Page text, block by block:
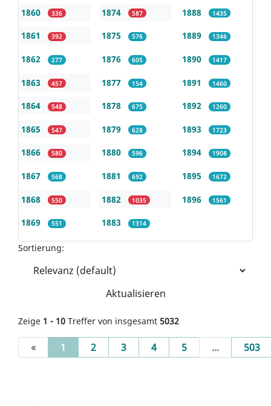
1860 336
1861 392
1862 277
1863 457
1864 548
1865 547
1866 580
1867 568
1868 550
1869 551
1874 587
1875 576
1876 605
1877 154
1878 675
1879 628
1880 596
1881 692
1882 1035
1883 1314
1888 1435
1889 1346
1890 1417
1891 1460
1892 1260
1893 1723
1894 1908
1895 1672
1896 1561
Sortierung:
Aktualisieren
Zeige 1 - 10 Treffer von insgesamt 5032
« 1 (current)
2 3 4 5 ... 503